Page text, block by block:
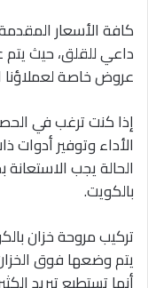
كافة الأسعار
داعي للقلق، حيث
عروض خاصة لعملاؤنا
إذا كنت ترغب في
الأداء وتوفير
الحالة يجب
بالكويت.
تركيب مروحة خزان
يتم وضعها فوق